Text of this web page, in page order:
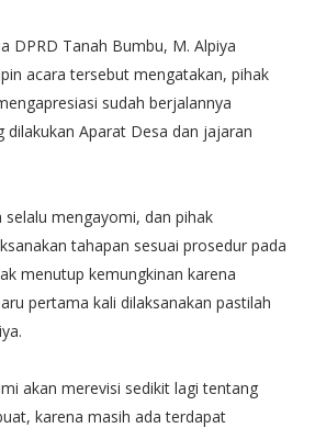
DPRD Tanah Bumbu, M. Alpiya
acara tersebut mengatakan, pihak
sudah berjalannya
dilakukan Aparat Desa dan jajaran
selalu mengayomi, dan pihak
tahapan sesuai prosedur pada
menutup kemungkinan karena
pertama kali dilaksanakan pastilah
akan merevisi sedikit lagi tentang
karena masih ada terdapat